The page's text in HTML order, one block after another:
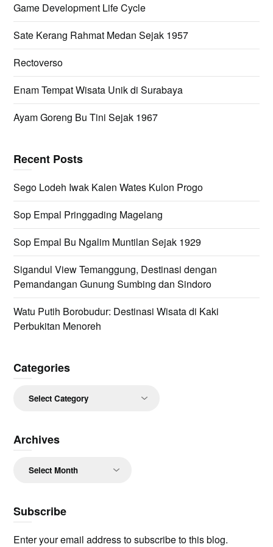
Game Development Life Cycle
Sate Kerang Rahmat Medan Sejak 1957
Rectoverso
Enam Tempat Wisata Unik di Surabaya
Ayam Goreng Bu Tini Sejak 1967
Recent Posts
Sego Lodeh Iwak Kalen Wates Kulon Progo
Sop Empal Pringgading Magelang
Sop Empal Bu Ngalim Muntilan Sejak 1929
Sigandul View Temanggung, Destinasi dengan
Pemandangan Gunung Sumbing dan Sindoro
Watu Putih Borobudur: Destinasi Wisata di Kaki
Perbukitan Menoreh
Categories
Archives
Subscribe
Enter your email address to subscribe to this blog.